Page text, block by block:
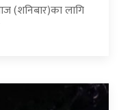
(शनिबार)का लागि